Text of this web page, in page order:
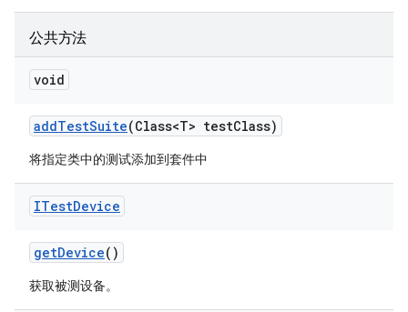
公共方法
void
addTestSuite(Class<T> testClass)
将指定类中的测试添加到套件中
ITestDevice
getDevice()
获取被测设备。